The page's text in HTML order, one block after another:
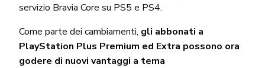
servizio Bravia Core su PS5 e PS4.
Come parte dei cambiamenti, gli abbonati a
PlayStation Plus Premium ed Extra possono ora
godere di nuovi vantaggi a tema